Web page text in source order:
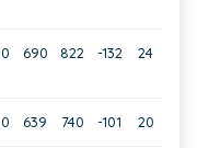
0 690 822 -132 24
0 639 740 -101 20